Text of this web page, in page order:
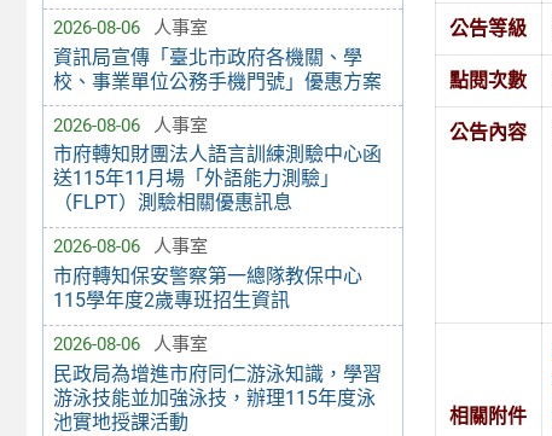
2026-08-06 人事室
資訊局宣傳「臺北市政府各機關、學
校、事業單位公務手機門號」優惠方案
2026-08-06 人事室
市府轉知財團法人語言訓練測驗中心函
送115年11月場「外語能力測驗」
（FLPT）測驗相關優惠訊息
2026-08-06 人事室
市府轉知保安警察第一總隊教保中心
115學年度2歲專班招生資訊
2026-08-06 人事室
民政局為增進市府同仁游泳知識，學習
游泳技能並加強泳技，辦理115年度泳
池實地授課活動
公告等級
點閱次數
公告內容
相關附件